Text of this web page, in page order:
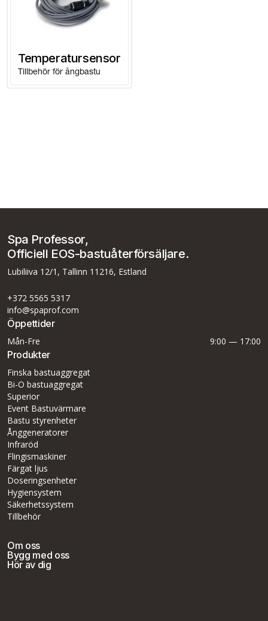
Temperatursensor
Tillbehör för ångbastu
Spa Professor,
Officiell EOS-bastuåterförsäljare.
Lubiliiva 12/1, Tallinn 11216, Estland
+372 5565 5317
info@spaprof.com
Öppettider
Mån-Fre 9:00 — 17:00
Produkter
Finska bastuaggregat
Bi-O bastuaggregat
Superior
Event Bastuvärmare
Bastu styrenheter
Ånggeneratorer
Infraröd
Flingismaskiner
Färgat ljus
Doseringsenheter
Hygiensystem
Säkerhetssystem
Tillbehör
Om oss
Bygg med oss
Hör av dig